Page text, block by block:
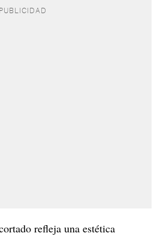
refleja una estética